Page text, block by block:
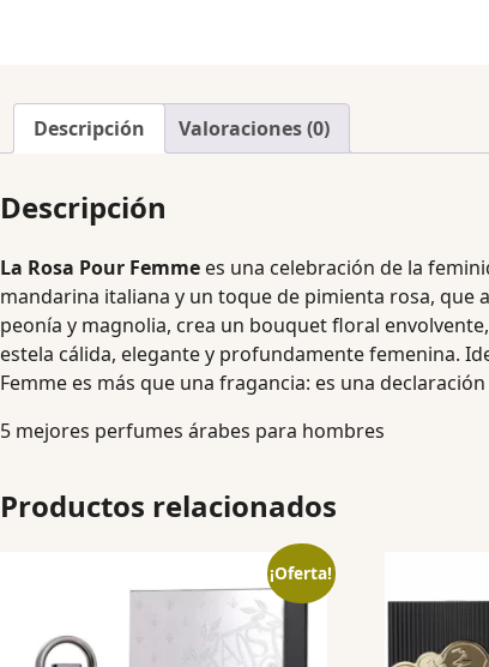
Descripción Valoraciones (0)
Descripción
La Rosa Pour Femme es una celebración de la
mandarina italiana y un toque de pimienta rosa, que
peonía y magnolia, crea un bouquet floral
estela cálida, elegante y profundamente femenina.
Femme es más que una fragancia: es una
5 mejores perfumes árabes para hombres
Productos relacionados
¡Oferta!